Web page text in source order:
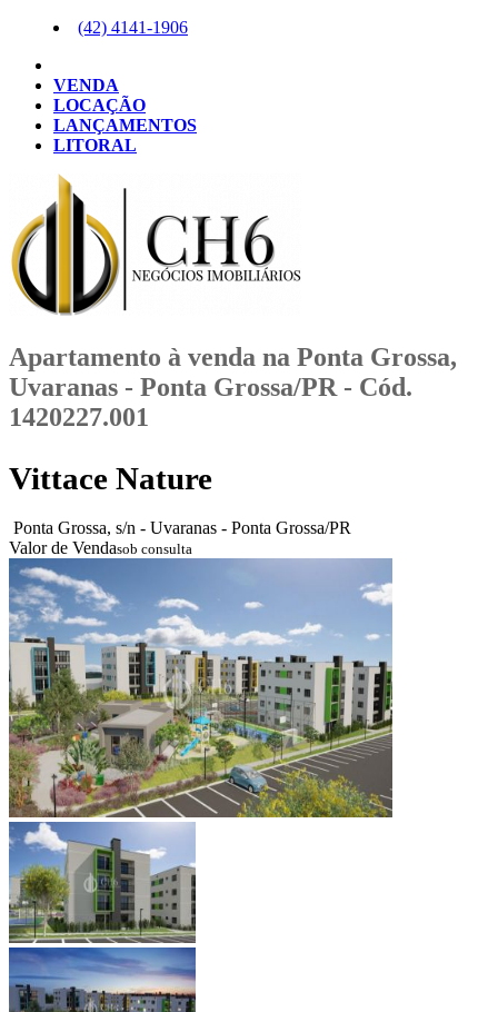
(42) 4141-1906
VENDA
LOCAÇÃO
LANÇAMENTOS
LITORAL
Apartamento à venda na Ponta Grossa,
Uvaranas - Ponta Grossa/PR - Cód.
1420227.001
Vittace Nature
Ponta Grossa, s/n - Uvaranas - Ponta Grossa/PR
Valor de Vendasob consulta